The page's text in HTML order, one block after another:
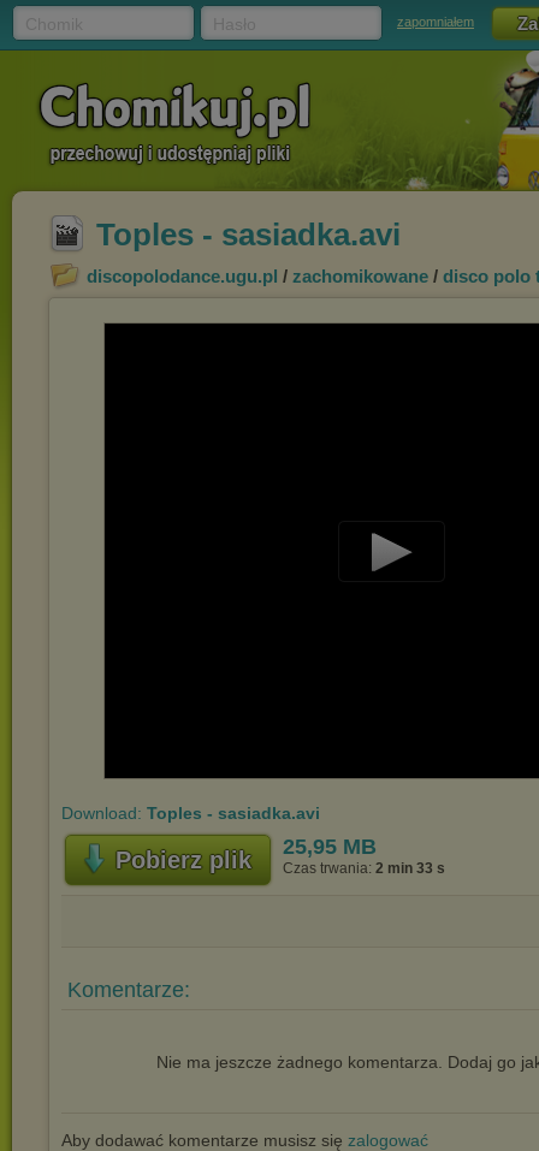
zapomniałem
Toples - sasiadka.avi
discopolodance.ugu.pl / zachomikowane / disco polo
Download: Toples - sasiadka.avi
Pobierz plik 25,95 MB
Czas trwania: 2 min 33 s
Komentarze:
Nie ma jeszcze żadnego komentarza. Dodaj go
Aby dodawać komentarze musisz się zalogować